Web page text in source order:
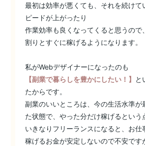
最初は効率が悪くても、それを続けて
ピードが上がったり
作業効率も良くなってくると思うので
割りとすぐに稼げるようになります。
私がWebデザイナーになったのも
【副業で暮らしを豊かにしたい！】
と
たからです。
副業のいいところは、今の生活水準が
た状態で、やった分だけ稼げるという
いきなりフリーランスになると、お仕
稼げるお金が安定しないので不安です